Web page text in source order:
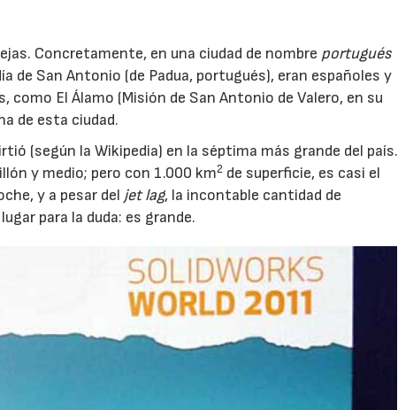
Concretamente, en una ciudad de nombre portugués
de San Antonio (de Padua, portugués), eran españoles y
El Álamo (Misión de San Antonio de Valero, en su
de esta ciudad.
(según la Wikipedia) en la séptima más grande del país.
y medio; pero con 1.000 km2 de superficie, es casi el
y a pesar deljet lag, la incontable cantidad de
para la duda: es grande.